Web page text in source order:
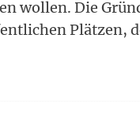
wollen. Die
Plätzen,